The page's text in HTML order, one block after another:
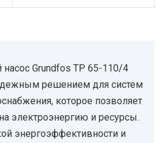
Grundfos TP 65-110/4
решением для систем
которое позволяет
электроэнергию и ресурсы.
энергоэффективности и